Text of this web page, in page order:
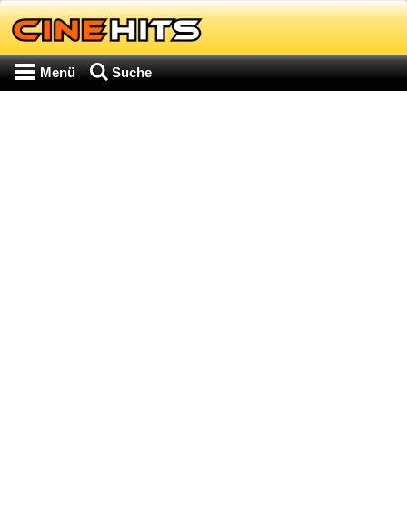
Menü Suche